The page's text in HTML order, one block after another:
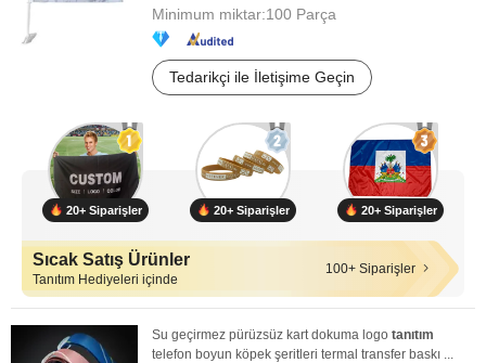
Minimum miktar:100 Parça
Tedarikçi ile İletişime Geçin
20+ Siparişler 20+ Siparişler 20+ Siparişler
Sıcak Satış Ürünler
Tanıtım Hediyeleri içinde
100+ Siparişler
Su geçirmez pürüzsüz kart dokuma logo tanıtım
telefon boyun köpek şeritleri termal transfer baskı ...